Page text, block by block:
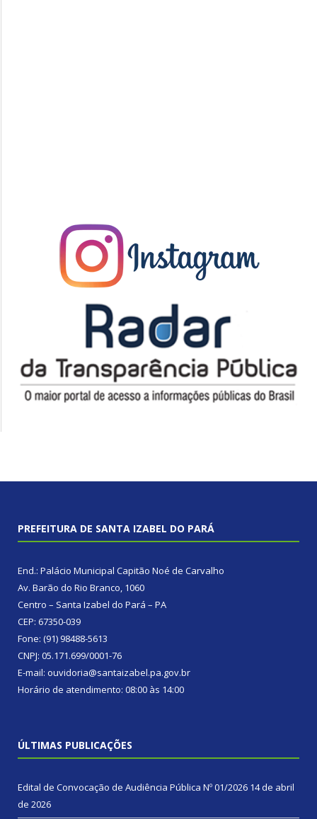
PREFEITURA DE SANTA IZABEL DO PARÁ
End.: Palácio Municipal Capitão Noé de Carvalho
Av. Barão do Rio Branco, 1060
Centro – Santa Izabel do Pará – PA
CEP: 67350-039
Fone: (91) 98488-5613
CNPJ: 05.171.699/0001-76
E-mail: ouvidoria@santaizabel.pa.gov.br
Horário de atendimento: 08:00 às 14:00
ÚLTIMAS PUBLICAÇÕES
Edital de Convocação de Audiência Pública Nº 01/2026 14 de abril
de 2026